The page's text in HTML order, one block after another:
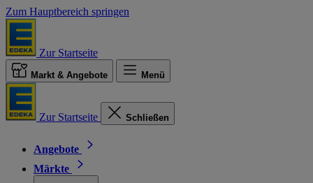
Zum Hauptbereich springen
Zur Startseite
Markt & Angebote Menü
Zur Startseite Schließen
Angebote
Märkte